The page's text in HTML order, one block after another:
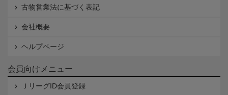
古物営業法に基づく表記
会社概要
ヘルプページ
会員向けメニュー
ＪリーグID会員登録